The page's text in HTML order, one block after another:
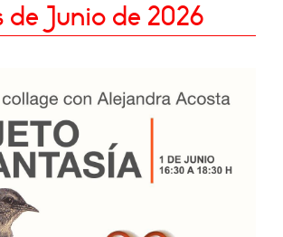
de Junio de 2026